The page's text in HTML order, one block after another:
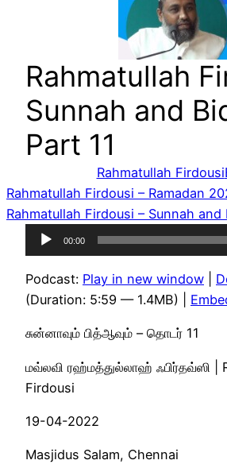
Rahmatullah
Sunnah and
Part 11
Rahmatullah Firdousi
Rahmatullah Firdousi – Ramadan
Rahmatullah Firdousi – Sunnah and
Audio
Player
00:00
Podcast: Play in new window
(Duration: 5:59 — 1.4MB) |
சுன்னாவும் பித்ஆவும் – தொடர் 11
மவ்லவி ரஹ்மத்துல்லாஹ் ஃபிர்தவ்ஸி |
Firdousi
19-04-2022
Masjidus Salam, Chennai